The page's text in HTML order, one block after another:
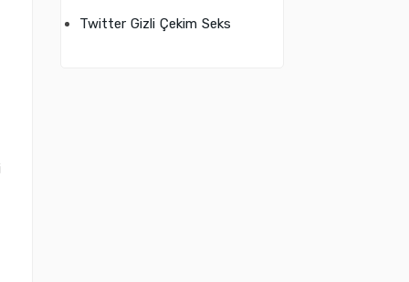
Twitter Gizli Çekim Seks